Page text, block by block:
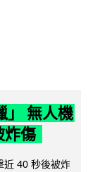
」 無人機
炸傷
近 40 秒後被炸